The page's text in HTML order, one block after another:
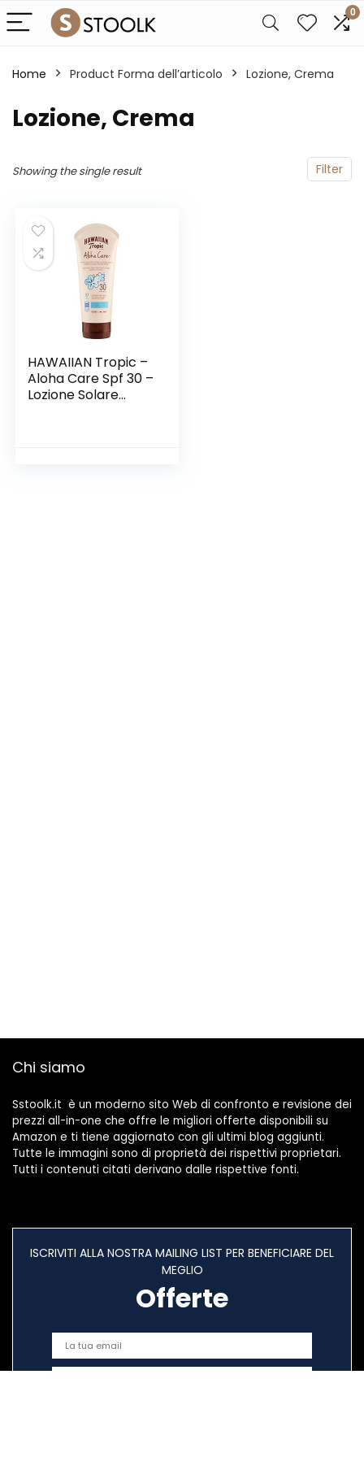
0
Home Product Forma dell’articolo ‎Lozione, Crema
‎Lozione, Crema
Filter
Showing the single result
HAWAIIAN Tropic –
Aloha Care Spf 30 –
Lozione Solare
Chi siamo
Sstoolk.it è un moderno sito Web di confronto e revisione dei
prezzi all-in-one che offre le migliori offerte disponibili su
Amazon e ti tiene aggiornato con gli ultimi blog aggiunti.
Tutte le immagini sono di proprietà dei rispettivi proprietari.
Tutti i contenuti citati derivano dalle rispettive fonti.
ISCRIVITI ALLA NOSTRA MAILING LIST PER BENEFICIARE DEL
MEGLIO
Offerte